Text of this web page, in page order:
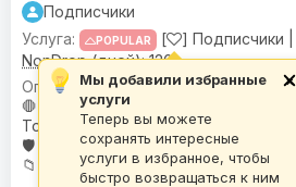
Подписчики
POPULAR [ ] Подписчики |
NonDrop (дней):120
🌍География: Микс
🛑
Условия или ограничения
Только для открытых каналов
🛡️
NonDrop (дней): 120
📁
: A-BASE
Мы добавили избранные
услуги
Теперь вы можете
сохранять интересные
услуги в избранное, чтобы
быстро возвращаться к ним
×